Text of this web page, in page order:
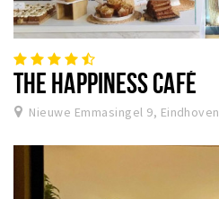
THE HAPPINESS CAFÉ
Nieuwe Emmasingel 9, Eindhoven